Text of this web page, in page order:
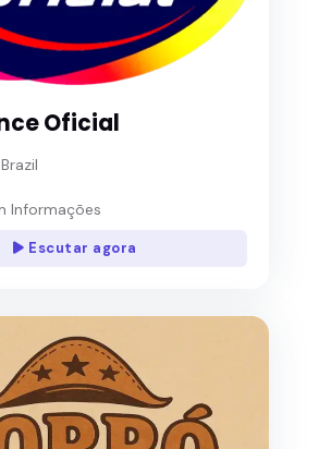
Oficial
Informações
Escutar agora